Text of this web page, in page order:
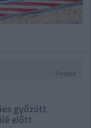
9 napja
győzött
előtt